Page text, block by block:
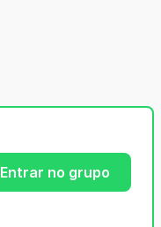
Entrar no grupo